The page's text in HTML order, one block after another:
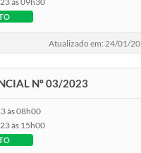
Atualizado em: 24/01/
Nº 03/2023
às 08h00
às 15h00